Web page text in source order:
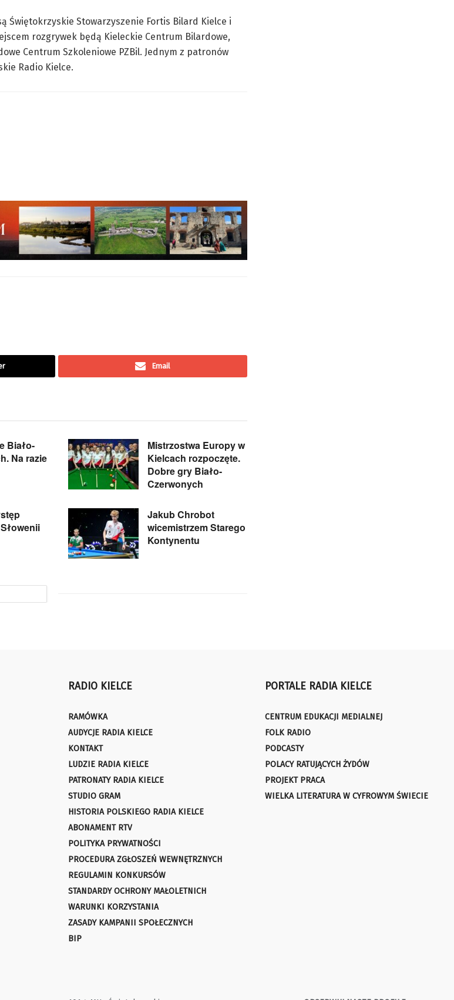
Świętokrzyskie Stowarzyszenie Fortis Bilard Kielce i
rozgrywek będą Kieleckie Centrum Bilardowe,
Centrum Szkoleniowe PZBil. Jednym z patronów
Radio Kielce.
Email
Biało-
Na razie
Mistrzostwa Europy w
Kielcach rozpoczęte.
Dobre gry Biało-
Czerwonych
Jakub Chrobot
wicemistrzem Starego
Kontynentu
RADIO KIELCE
RAMÓWKA
AUDYCJE RADIA KIELCE
KONTAKT
LUDZIE RADIA KIELCE
PATRONATY RADIA KIELCE
STUDIO GRAM
HISTORIA POLSKIEGO RADIA KIELCE
ABONAMENT RTV
POLITYKA PRYWATNOŚCI
PROCEDURA ZGŁOSZEŃ WEWNĘTRZNYCH
REGULAMIN KONKURSÓW
STANDARDY OCHRONY MAŁOLETNICH
WARUNKI KORZYSTANIA
ZASADY KAMPANII SPOŁECZNYCH
BIP
PORTALE RADIA KIELCE
CENTRUM EDUKACJI MEDIALNEJ
FOLK RADIO
PODCASTY
POLACY RATUJĄCYCH ŻYDÓW
PROJEKT PRACA
WIELKA LITERATURA W CYFROWYM ŚWIECIE